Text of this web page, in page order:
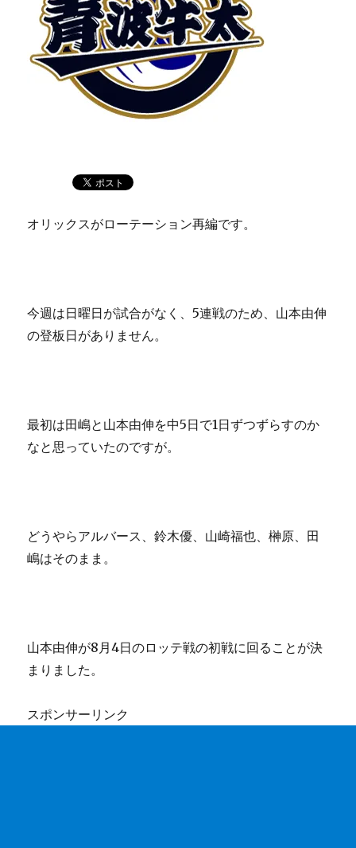
オリックスがローテーション再編です。
今週は日曜日が試合がなく、5連戦のため、山本由伸
の登板日がありません。
最初は田嶋と山本由伸を中5日で1日ずつずらすのか
なと思っていたのですが。
どうやらアルバース、鈴木優、山崎福也、榊原、田
嶋はそのまま。
山本由伸が8月4日のロッテ戦の初戦に回ることが決
まりました。
スポンサーリンク